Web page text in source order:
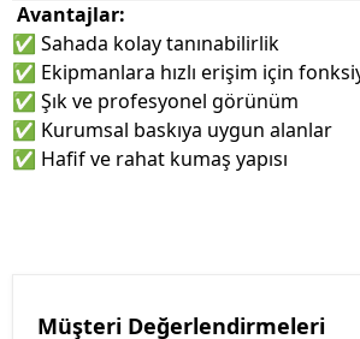
Avantajlar:
✅ Sahada kolay tanınabilirlik
✅ Ekipmanlara hızlı erişim için
✅ Şık ve profesyonel görünüm
✅ Kurumsal baskıya uygun alanlar
✅ Hafif ve rahat kumaş yapısı
Müşteri Değerlendirmeleri